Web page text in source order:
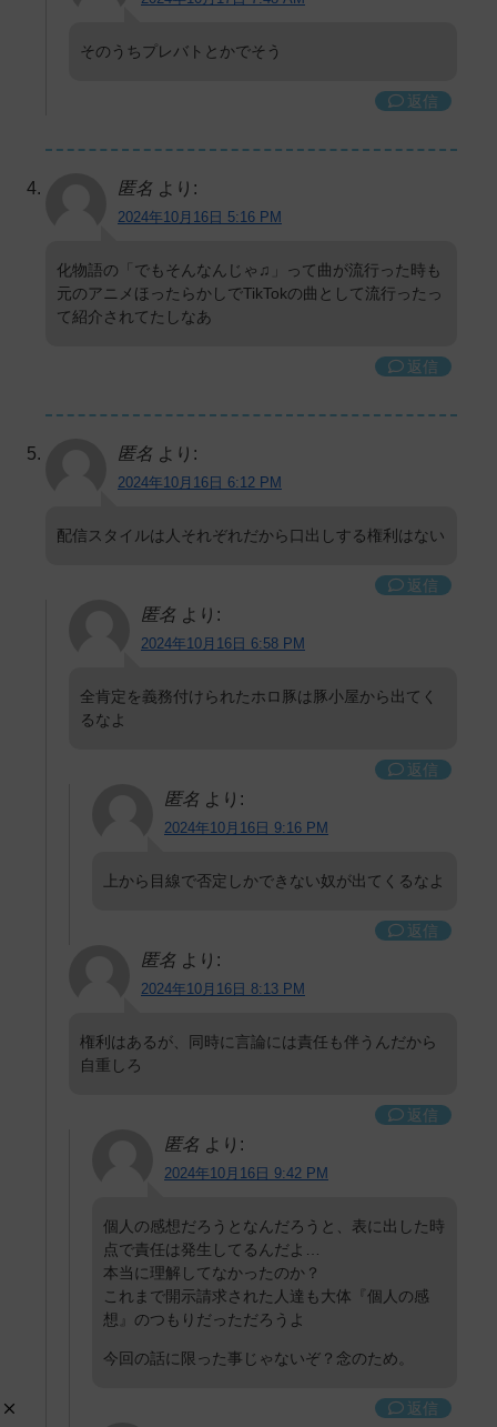
そのうちプレバトとかでそう
返信
匿名 より:
2024年10月16日 5:16 PM
化物語の「でもそんなんじゃ♫」って曲が流行った時も
元のアニメほったらかしでTikTokの曲として流行ったっ
て紹介されてたしなあ
返信
匿名 より:
2024年10月16日 6:12 PM
配信スタイルは人それぞれだから口出しする権利はない
返信
匿名 より:
2024年10月16日 6:58 PM
全肯定を義務付けられたホロ豚は豚小屋から出てく
るなよ
返信
匿名 より:
2024年10月16日 9:16 PM
上から目線で否定しかできない奴が出てくるなよ
返信
匿名 より:
2024年10月16日 8:13 PM
権利はあるが、同時に言論には責任も伴うんだから
自重しろ
返信
匿名 より:
2024年10月16日 9:42 PM
個人の感想だろうとなんだろうと、表に出した時
点で責任は発生してるんだよ…
本当に理解してなかったのか？
これまで開示請求された人達も大体『個人の感
想』のつもりだっただろうよ
今回の話に限った事じゃないぞ？念のため。
返信